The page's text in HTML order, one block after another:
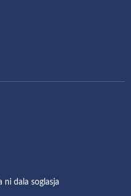
ni dala soglasja